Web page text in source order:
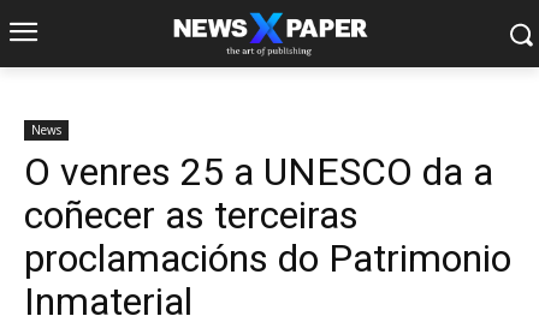
News
O venres 25 a UNESCO da a
coñecer as terceiras
proclamacións do Patrimonio
Inmaterial